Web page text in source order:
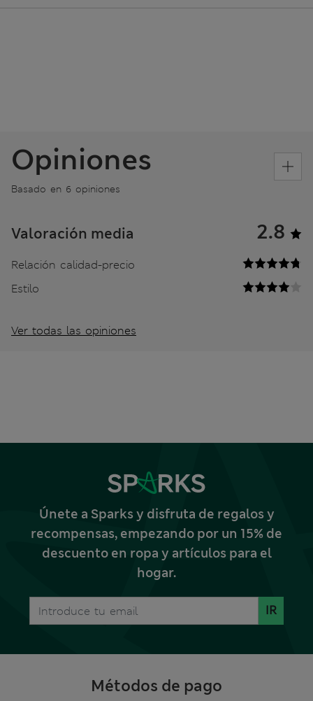
Opiniones
Basado en 6 opiniones
Valoración media 2.8
Relación calidad-precio
Estilo
Ver todas las opiniones
Únete a Sparks y disfruta de regalos y
recompensas, empezando por un 15% de
descuento en ropa y artículos para el
hogar.
IR
Métodos de pago